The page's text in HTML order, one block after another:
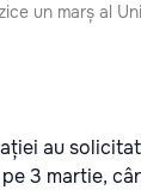
un marș al
au
3 martie,